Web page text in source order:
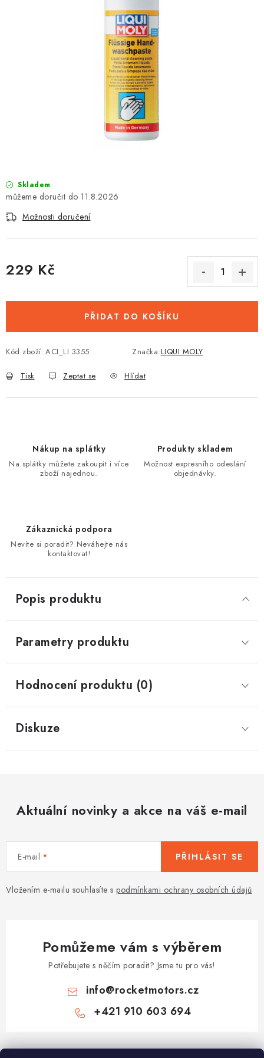
Podmínky ochrany osobních údajů
Skladem
11.8.2026
Možnosti doručení
229 Kč
PŘIDAT DO KOŠÍKU
Kód zboží: ACI_LI 3355 Značka:LIQUI MOLY
Tisk Zeptat se Hlídat
Nákup na splátky
Na splátky můžete zakoupit i více
zboží najednou.
Produkty skladem
Možnost expresního odeslání
objednávky.
Zákaznická podpora
Nevíte si poradit? Neváhejte nás
kontaktovat!
Popis produktu
Parametry produktu
Hodnocení produktu (0)
Diskuze
Aktuální novinky a akce na váš e-mail
E-mail
Vložením e-mailu souhlasíte s podmínkami ochrany osobních údajů
PŘIHLÁSIT SE
Pomůžeme vám s výběrem
Potřebujete s něčím poradit? Jsme tu pro vás!
info@rocketmotors.cz
+421 910 603 694
Z